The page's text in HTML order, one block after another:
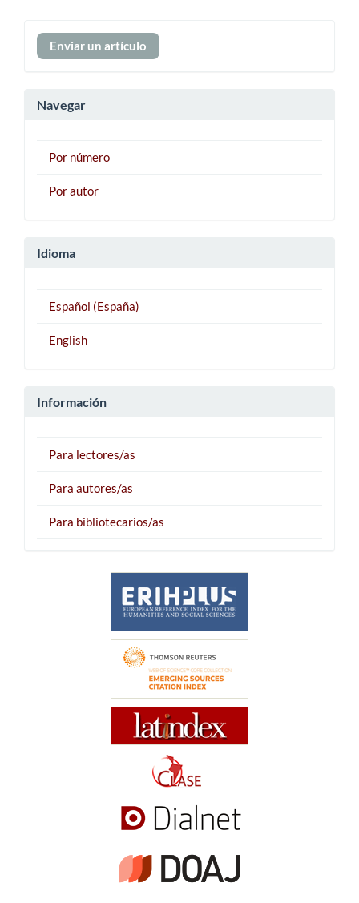
Enviar
un
Enviar un artículo
Navegar
Por número
Por autor
Idioma
Español (España)
English
Información
Para lectores/as
Para autores/as
Para bibliotecarios/as